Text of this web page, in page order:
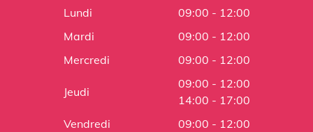
Lundi
09:00 - 12:00
Mardi
09:00 - 12:00
Mercredi
09:00 - 12:00
Jeudi
09:00 - 12:00
14:00 - 17:00
Vendredi
09:00 - 12:00